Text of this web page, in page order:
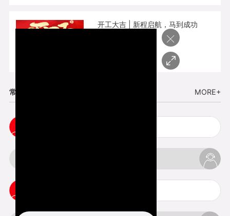
开工大吉 | 新程启航，马到成功
常见问题 MORE+
×